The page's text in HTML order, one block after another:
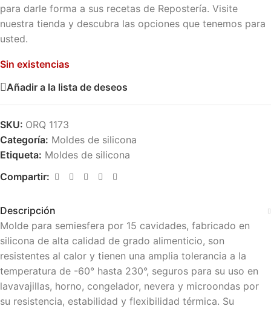
para darle forma a sus recetas de Repostería. Visite
nuestra tienda y descubra las opciones que tenemos para
usted.
Sin existencias
Añadir a la lista de deseos
SKU: ORQ 1173
Categoría: Moldes de silicona
Etiqueta: Moldes de silicona
Compartir:
Descripción
Molde para semiesfera por 15 cavidades, fabricado en
silicona de alta calidad de grado alimenticio, son
resistentes al calor y tienen una amplia tolerancia a la
temperatura de -60° hasta 230°, seguros para su uso en
lavavajillas, horno, congelador, nevera y microondas por
su resistencia, estabilidad y flexibilidad térmica. Su